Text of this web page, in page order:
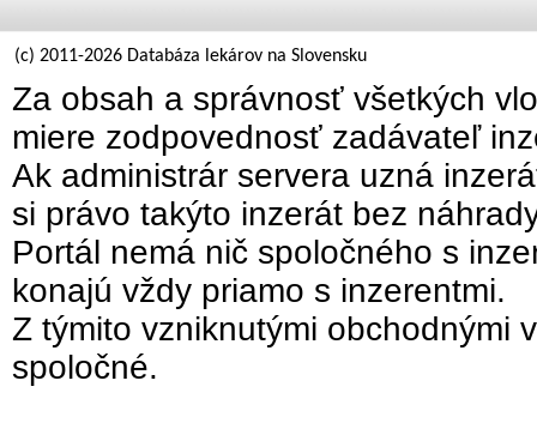
(c) 2011-2026 Databáza lekárov na Slovensku
Za obsah a správnosť všetkých
miere zodpovednosť zadávateľ
Ak administrár servera uzná
si právo takýto inzerát bez
Portál nemá nič spoločného s
konajú vždy priamo s inzerentmi.
Z týmito vzniknutými obchodnými
spoločné.